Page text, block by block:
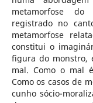
metamorfose
registrado no
metamorfose
constitui o
figura do monstro,
mal. Como o mal
Como os casos de
cunho sócio-